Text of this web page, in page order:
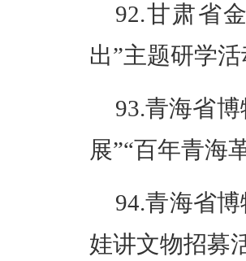
92.甘肃省
出”主题研学活
93.青海省
展”“百年青海
94.青海省
娃讲文物招募